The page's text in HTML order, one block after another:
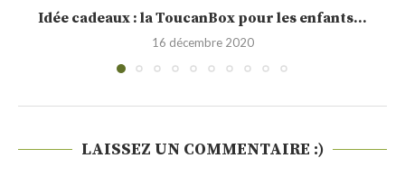
Idée cadeaux : la ToucanBox pour les enfants...
16 décembre 2020
LAISSEZ UN COMMENTAIRE :)